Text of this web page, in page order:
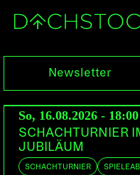
Fr, 21.02.2014
Newsletter
So, 16.08.2026 - 18:00
SCHACHTURNIER
JUBILÄUM
SCHACHTURNIER